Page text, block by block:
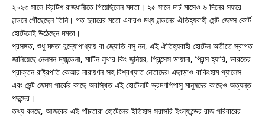
২০২৩ সালে ব্রিটিশ রাজধানীতে গিয়েছিলেন মমতা। ২৫ সালে মার্চ মাসেও ৬ দিনের সফরে
লন্ডনে পৌঁছেছেন তিনি। গত দুবারের মতো এবারও মধ্য লন্ডনের ঐতিহ্যবাহী সেন্ট জেমস কোর্ট
হোটেলেই উঠেছেন মমতা।
প্রসঙ্গত, শুধু মমতা বন্দ্যোপাধ্যায় বা জ্যোতি বসু নন, এই ঐতিহ্যবাহী হোটেল অতীতে স্বাগত
জানিয়েছে নেলসন ম্যান্ডেলা, মার্টিন লুথার কিং জুনিয়র, প্রিন্সেস ডায়ানা, প্রিন্স হ্যারি, ভারতের
প্রাক্তন রাষ্ট্রপতি কেআর নারায়ণন-সহ বিশ্বখ্যাত নেতাদের৷ এছাড়াও বাকিংহাম প্যালেস
এবং সেন্ট জেমস পার্কের কাছে অবস্থিত এই হোটেলটি ভ্রমণপিপাসু মানুষদের কাছেও অত্যন্ত
পছন্দের।
তথ্য বলছে, আজকের এই পাঁচতারা হোটেলের ইতিহাস সরাসরি ইংল্যান্ডের রাজ পরিবারের